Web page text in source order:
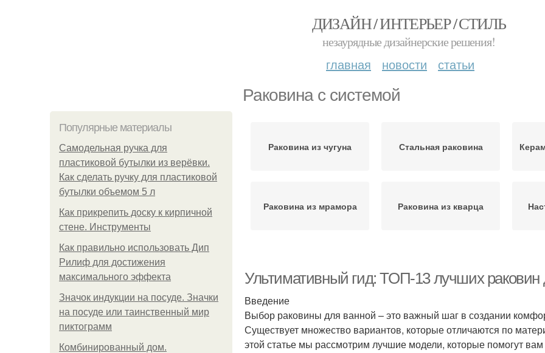
ДИЗАЙН / ИНТЕРЬЕР / СТИЛЬ
незаурядные дизайнерские решения!
главная новости статьи
Раковина с системой
Популярные материалы
Самодельная ручка для
пластиковой бутылки из верёвки.
Как сделать ручку для пластиковой
бутылки объемом 5 л
Как прикрепить доску к кирпичной
стене. Инструменты
Как правильно использовать Дип
Рилиф для достижения
максимального эффекта
Значок индукции на посуде. Значки
на посуде или таинственный мир
пиктограмм
Комбинированный дом.
Раковина из чугуна Стальная раковина
Раковина из мрамора Раковина из кварца
антибактериальным
покрытием
Ультимативный гид: ТОП-13 лучших раковин
Введение
Выбор раковины для ванной – это важный шаг в создании
Существует множество вариантов, которые отличаются по
этой статье мы рассмотрим лучшие модели, которые помогут